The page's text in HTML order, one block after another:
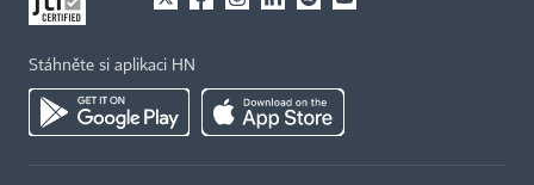
Stáhněte si aplikaci HN